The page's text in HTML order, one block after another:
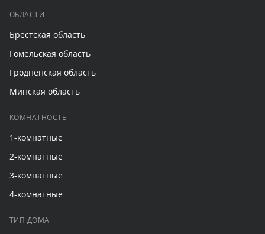
ОБЛАСТИ
Брестская область
Гомельская область
Гродненская область
Минская область
КОМНАТНОСТЬ
1-комнатные
2-комнатные
3-комнатные
4-комнатные
ТИП ДОМА